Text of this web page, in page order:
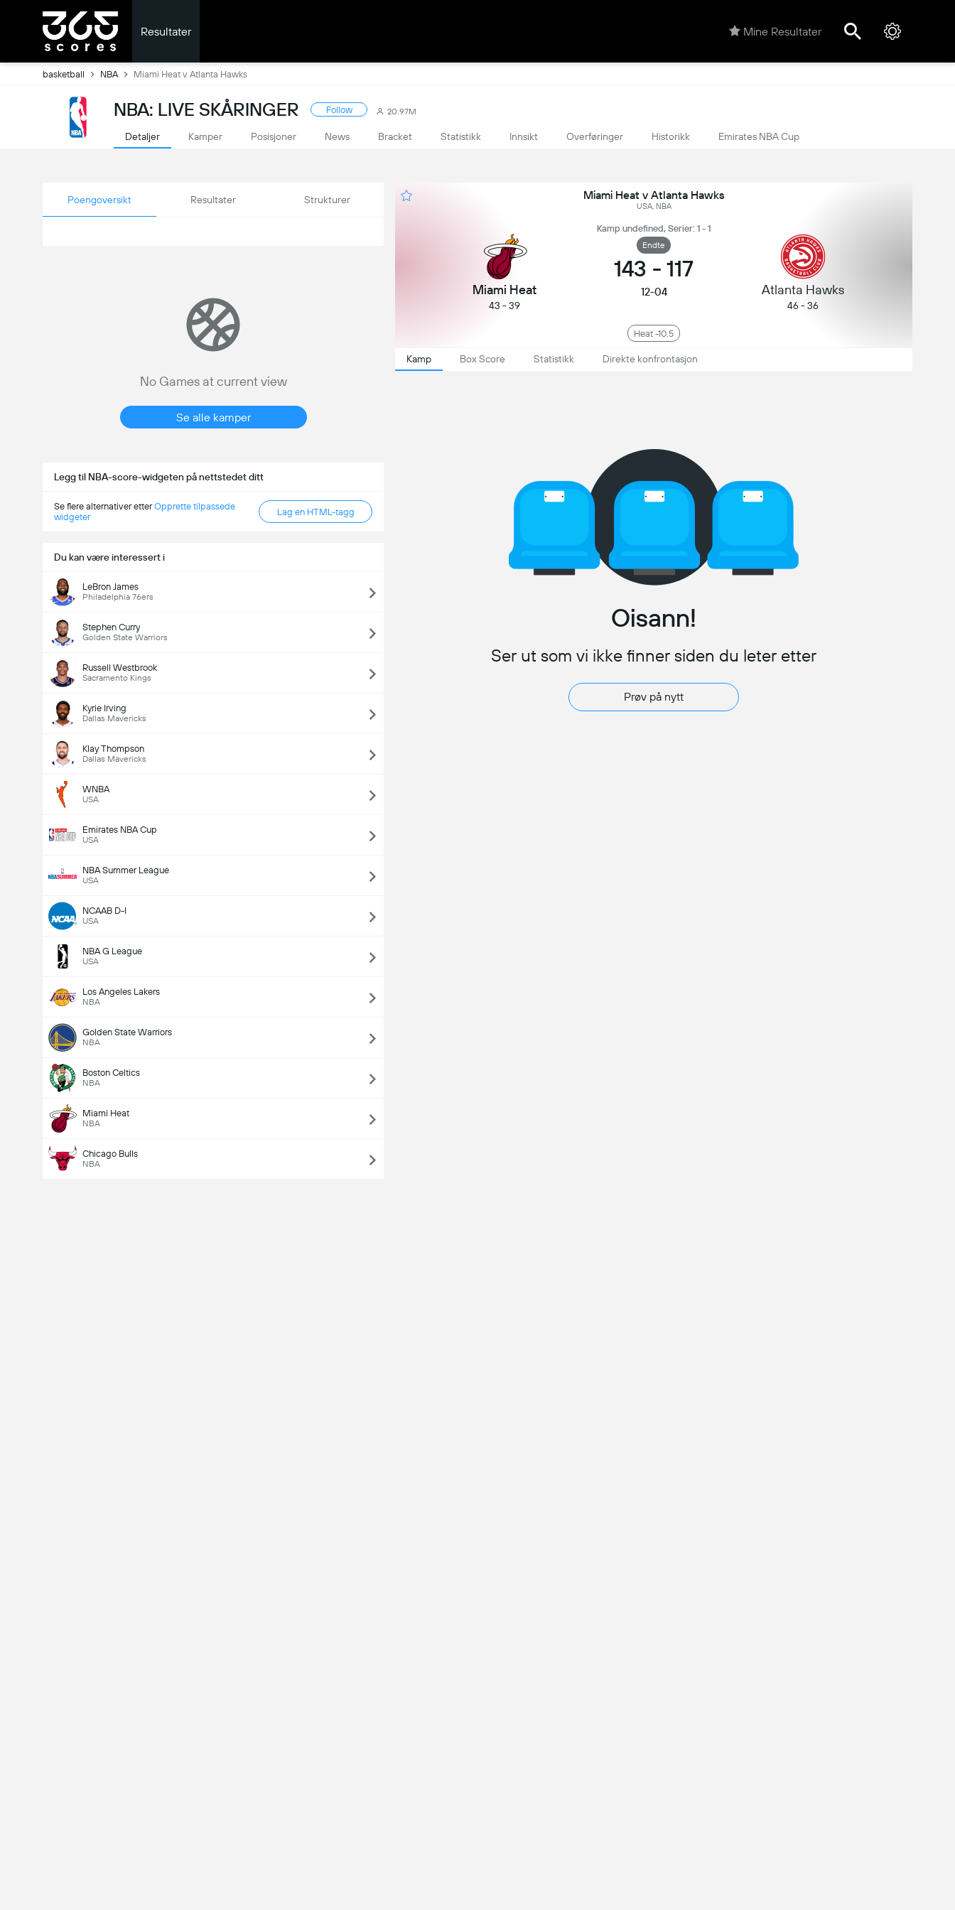
Resultater Mine Resultater
basketball NBA Miami Heat v Atlanta Hawks
NBA: LIVE SKÅRINGER Follow 20.97M
Detaljer Kamper Posisjoner News Bracket Statistikk Innsikt Overføringer Historikk Emirates NBA Cup
Poengoversikt Resultater Strukturer
No Games at current view
Se alle kamper
Legg til NBA-score-widgeten på nettstedet ditt
Se flere alternativer etterOpprette tilpassede
widgeter
Lag en HTML-tagg
Du kan være interessert i
LeBron James
Philadelphia 76ers
Stephen Curry
Golden State Warriors
Russell Westbrook
Sacramento Kings
Kyrie Irving
Dallas Mavericks
Klay Thompson
Dallas Mavericks
WNBA
USA
Emirates NBA Cup
USA
NBA Summer League
USA
NCAAB D-I
USA
NBA G League
USA
Los Angeles Lakers
NBA
Golden State Warriors
NBA
Boston Celtics
NBA
Miami Heat
NBA
Chicago Bulls
NBA
Miami Heat v Atlanta Hawks
USA, NBA
Kamp undefined, Serier: 1 - 1
Miami Heat
43 - 39
Endte
143 - 117
12-04 Atlanta Hawks
46 - 36
Heat -10.5
Kamp Box Score Statistikk Direkte konfrontasjon
Oisann!
Ser ut som vi ikke finner siden du leter etter
Prøv på nytt